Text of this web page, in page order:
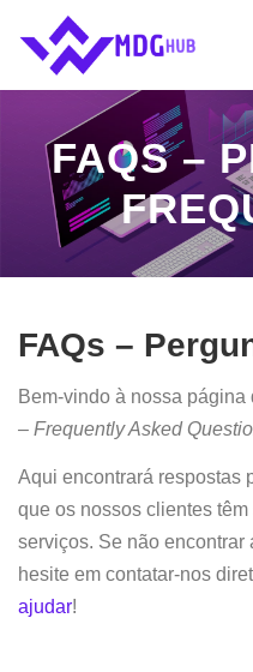
para
conteúdo
INÍCIO SERVIÇOS ⬇
CONTATOS BLOG
FAQS –
FAQs –
Bem-vindo à nossa
– Frequently Asked
Aqui encontrará respostas
que os nossos clientes
serviços. Se não encontrar
hesite em contatar-nos
ajudar!